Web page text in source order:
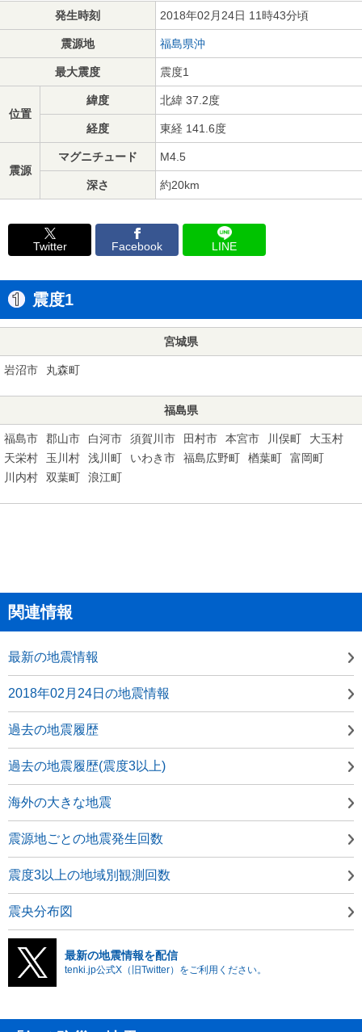
発生時刻 2018年02月24日 11時43分頃
震源地 福島県沖
最大震度 震度1
位置
緯度 北緯 37.2度
経度 東経 141.6度
震源
マグニチュード M4.5
深さ 約20km
Twitter Facebook LINE
震度1
宮城県
岩沼市 丸森町
福島県
福島市 郡山市 白河市 須賀川市 田村市 本宮市 川俣町
大玉村
天栄村
玉川村 浅川町 いわき市 福島広野町 楢葉町
富岡町
川内村
双葉町 浪江町
関連情報
最新の地震情報
2018年02月24日の地震情報
過去の地震履歴
過去の地震履歴(震度3以上)
海外の大きな地震
震源地ごとの地震発生回数
震度3以上の地域別観測回数
震央分布図
最新の地震情報を配信
tenki.jp公式X（旧Twitter）をご利用ください。